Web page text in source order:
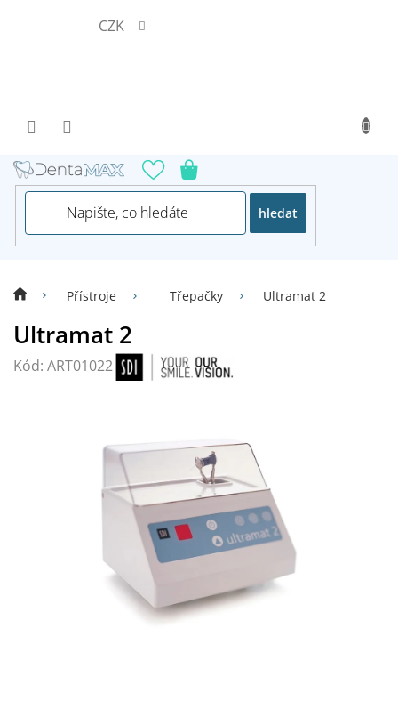
CZK
hledat
Přístroje Třepačky Ultramat 2
Ultramat 2
Kód: ART01022